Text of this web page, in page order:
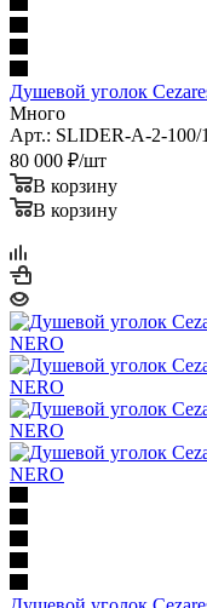
Душевой уголок
Много
Арт.: SLIDER-A-2-100/
80 000 ₽/шт
В корзину
В корзину